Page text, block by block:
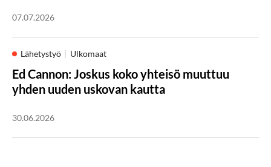
07.07.2026
Lähetystyö Ulkomaat
Ed Cannon: Joskus koko yhteisö muuttuu
yhden uuden uskovan kautta
30.06.2026